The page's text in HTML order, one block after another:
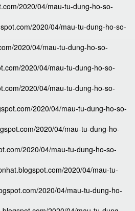
2020/04/mau-tu-dung-ho-so-
2020/04/mau-tu-dung-ho-so-
2020/04/mau-tu-dung-ho-so-
2020/04/mau-tu-dung-ho-so-
2020/04/mau-tu-dung-ho-so-
2020/04/mau-tu-dung-ho-so-
2020/04/mau-tu-dung-ho-
2020/04/mau-tu-dung-ho-so-
2020/04/mau-tu-
2020/04/mau-tu-dung-ho-